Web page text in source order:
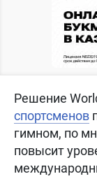
Решение
спортсменов
гимном, по
повысит